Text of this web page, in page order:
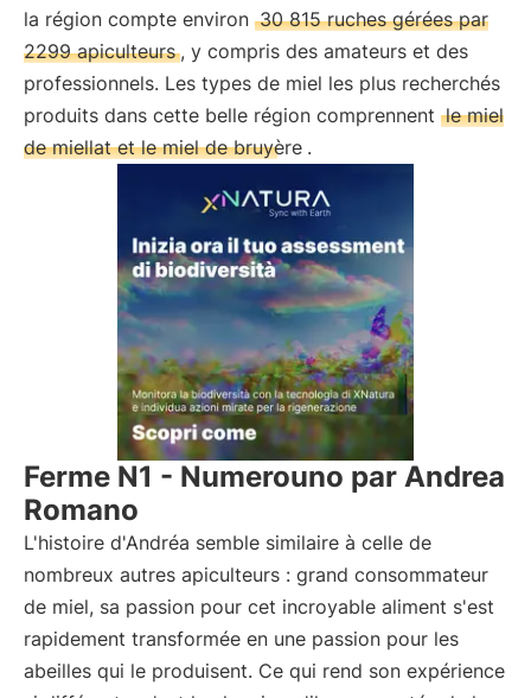
la région compte environ 30 815 ruches gérées par
2299 apiculteurs , y compris des amateurs et des
professionnels. Les types de miel les plus recherchés
produits dans cette belle région comprennent le miel
de miellat et le miel de bruyère .
Ferme N1 - Numerouno par Andrea
Romano
L'histoire d'Andréa semble similaire à celle de
nombreux autres apiculteurs : grand consommateur
de miel, sa passion pour cet incroyable aliment s'est
rapidement transformée en une passion pour les
abeilles qui le produisent. Ce qui rend son expérience